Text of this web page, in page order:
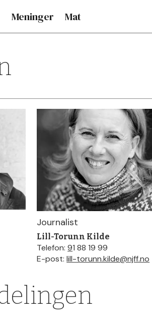
Meninger Mat
Journalist
Lill-Torunn Kilde
Telefon:91 88 19 99
E-post:lill-torunn.kilde@njff.no